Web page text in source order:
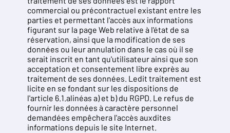
commercial ou précontractuel existant entre les
parties et permettant l'accès aux informations
figurant sur la page Web relative à l'état de sa
réservation, ainsi que la modification de ses
données ou leur annulation dans le cas où il se
serait inscrit en tant qu'utilisateur ainsi que son
acceptation et consentement libre exprès au
traitement de ses données. Ledit traitement est
licite en se fondant sur les dispositions de
l'article 6.1.alinéas a) et b) du RGPD. Le refus de
fournir les données à caractère personnel
demandées empêchera l'accès auxdites
informations depuis le site Internet.